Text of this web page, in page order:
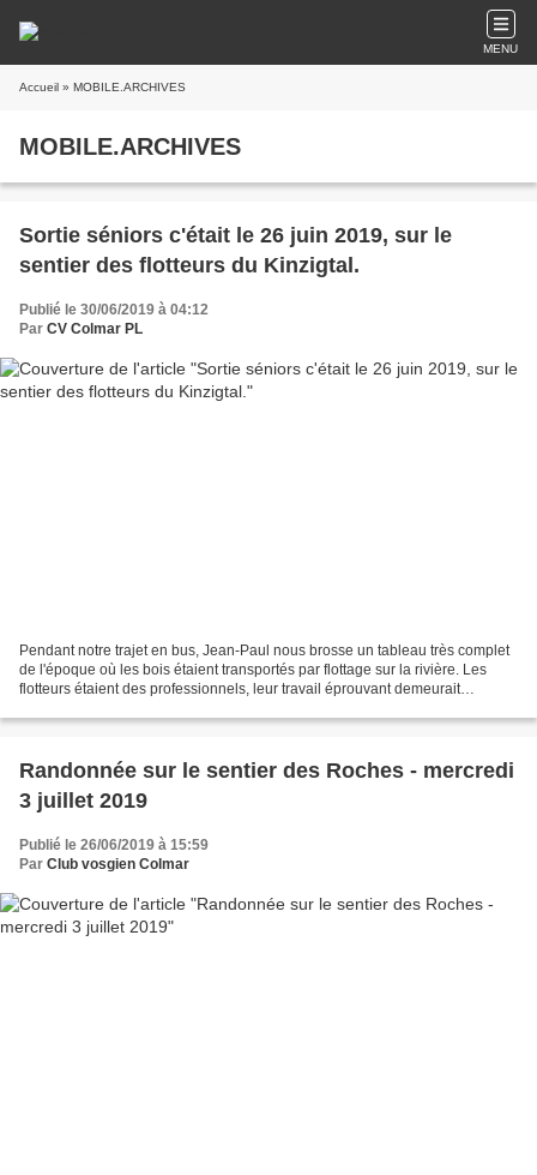
MENU
Accueil » MOBILE.ARCHIVES
MOBILE.ARCHIVES
Sortie séniors c'était le 26 juin 2019, sur le
sentier des flotteurs du Kinzigtal.
Publié le 30/06/2019 à 04:12
Par CV Colmar PL
Pendant notre trajet en bus, Jean-Paul nous brosse un tableau très complet
de l'époque où les bois étaient transportés par flottage sur la rivière. Les
flotteurs étaient des professionnels, leur travail éprouvant demeurait
Randonnée sur le sentier des Roches - mercredi
3 juillet 2019
Publié le 26/06/2019 à 15:59
Par Club vosgien Colmar